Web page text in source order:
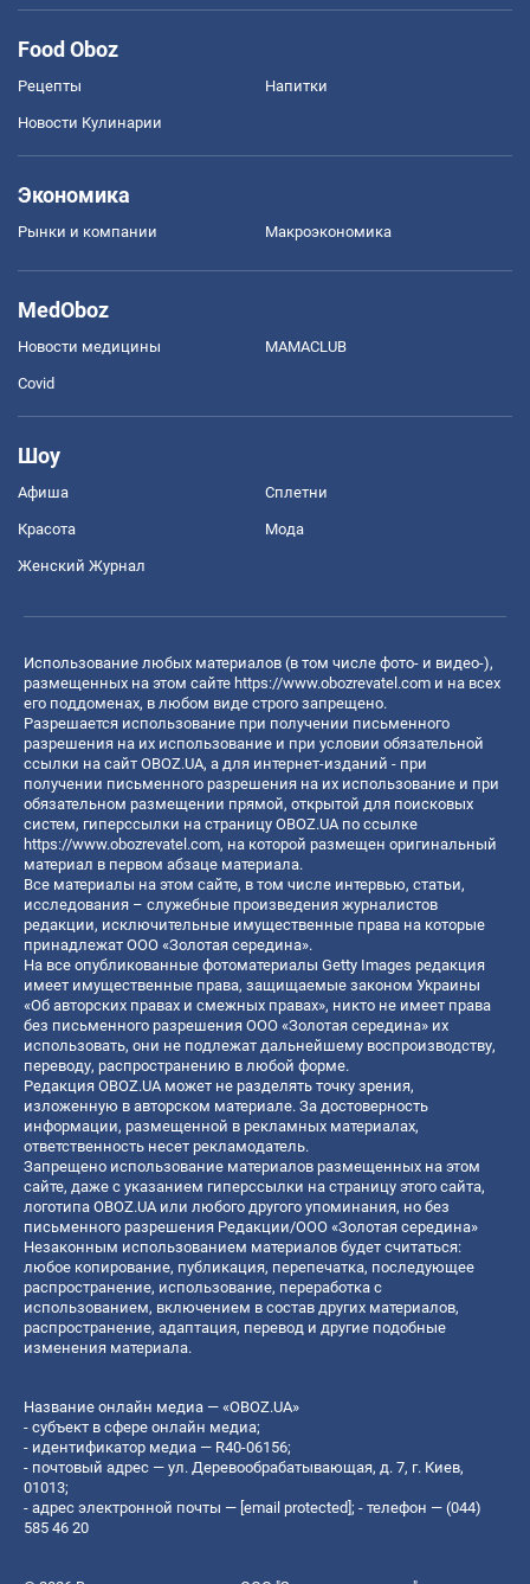
Food Oboz
Рецепты Напитки
Новости Кулинарии
Экономика
Рынки и компании Mакроэкономика
MedOboz
Новости медицины MAMACLUB
Covid
Шоу
Афиша Сплетни
Красота Мода
Женский Журнал
Использование любых материалов (в том числе фото- и видео-),
размещенных на этом сайте https://www.obozrevatel.com и на всех
его поддоменах, в любом виде строго запрещено.
Разрешается использование при получении письменного
разрешения на их использование и при условии обязательной
ссылки на сайт OBOZ.UA, а для интернет-изданий - при
получении письменного разрешения на их использование и при
обязательном размещении прямой, открытой для поисковых
систем, гиперссылки на страницу OBOZ.UA по ссылке
https://www.obozrevatel.com, на которой размещен оригинальный
материал в первом абзаце материала.
Все материалы на этом сайте, в том числе интервью, статьи,
исследования – служебные произведения журналистов
редакции, исключительные имущественные права на которые
принадлежат ООО «Золотая середина».
На все опубликованные фотоматериалы Getty Images редакция
имеет имущественные права, защищаемые законом Украины
«Об авторских правах и смежных правах», никто не имеет права
без письменного разрешения ООО «Золотая середина» их
использовать, они не подлежат дальнейшему воспроизводству,
переводу, распространению в любой форме.
Редакция OBOZ.UA может не разделять точку зрения,
изложенную в авторском материале. За достоверность
информации, размещенной в рекламных материалах,
ответственность несет рекламодатель.
Запрещено использование материалов размещенных на этом
сайте, даже с указанием гиперссылки на страницу этого сайта,
логотипа OBOZ.UA или любого другого упоминания, но без
письменного разрешения Редакции/ООО «Золотая середина»
Незаконным использованием материалов будет считаться:
любое копирование, публикация, перепечатка, последующее
распространение, использование, переработка с
использованием, включением в состав других материалов,
распространение, адаптация, перевод и другие подобные
изменения материала.
Название онлайн медиа — «OBOZ.UA»
- субъект в сфере онлайн медиа;
- идентификатор медиа — R40-06156;
- почтовый адрес — ул. Деревообрабатывающая, д. 7, г. Киев,
01013;
- адрес электронной почты — [email protected]; - телефон — (044)
585 46 20